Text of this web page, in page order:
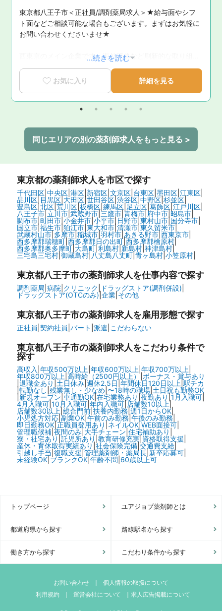
東京都八王子市＜正社員/調剤薬局求人＞★給与面やシフ
ト面などご相談可能な場合もございます。まずはお気軽に
お問い合わせくださいませ★
西東京のメイン企業です。海外研修など刷新的な取り組み
も行っています。
...続きを読む
お気に入り 詳細を見る
同じエリアの別の薬剤師求人をもっと見る >
東京都の薬剤師求人を市区で探す
千代田区| 中央区| 港区| 新宿区| 文京区| 台東区| 墨田区| 江東区|
品川区| 目黒区| 大田区|世田谷区| 渋谷区| 中野区| 杉並区|
豊島区|北区| 荒川区| 板橋区| 練馬区| 足立区| 葛飾区| 江戸川区|
八王子市| 立川市| 武蔵野市| 三鷹市| 青梅市| 府中市| 昭島市|
調布市| 町田市| 小金井市| 小平市| 日野市| 東村山市|国分寺市|
国立市|福生市|狛江市| 東大和市|清瀬市|東久留米市|
武蔵村山市| 多摩市| 稲城市| 羽村市| あきる野市| 西東京市|
西多摩郡瑞穂町| 西多摩郡日の出町| 西多摩郡檜原村|
西多摩郡奥多摩町| 大島町| 利島村| 新島村| 神津島村|
三宅島三宅村| 御蔵島村| 八丈島八丈町| 青ヶ島村| 小笠原村|
東京都八王子市の薬剤師求人を仕事内容で探す
調剤薬局 病院 クリニック ドラッグストア(調剤併設)
ドラッグストア(OTCのみ)| 企業| その他
東京都八王子市の薬剤師求人を雇用形態で探す
正社員 契約社員 パート 派遣 こだわらない
東京都八王子市の薬剤師求人をこだわり条件で
探す
高収入 年収500万以上 年収600万以上 年収700万以上
年収800万以上 高時給（2500円以上）| ボーナス・賞与あり
退職金あり 土日休み| 週休2.5日 年間休日120日以上 駅チカ
|転勤なし 残業無し・少なめ 〜18時の職場| 土日祝も勤務OK
|新規オープン 車通勤OK|在宅業務あり 夜勤あり 1月入職可|
4月入職可| 10月入職可| 年内入職可| 店舗数10以上|
店舗数30以上 総合門前| 扶養内勤務 週1日からOK|
小児処方対応| 副業OK| 午前のみ勤務| 午後のみ勤務|
即日勤務OK| 正職員登用あり ネイルOK| WEB面接可|
管理職候補| 夜間のみ| 大手チェーン 住宅補助あり
寮・社宅あり 託児所あり 教育研修充実| 資格取得支援
産休・育休取得実績あり 社会保険完備| 交通費支給|
引越し手当 復職支援 |管理薬剤師・薬局長| 新卒応募可|
未経験OK| ブランクOK| 年齢不問 60歳以上可
トップページ ユアジョブ薬剤師とは
都道府県から探す 路線駅名から探す
働き方から探す こだわり条件から探す
お問い合わせ ｜
個人情報の取扱について
利用規約
｜ 運営会社について ｜ 求人広告掲載について